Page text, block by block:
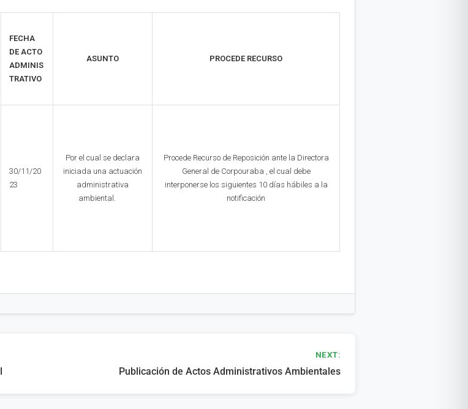
FECHA
DE ACTO
ADMINIS
TRATIVO
ASUNTO PROCEDE RECURSO
30/11/20
23
Por el cual se declara
iniciada una actuación
administrativa
ambiental.
Procede Recurso de Reposición ante la Directora
General de Corpouraba , el cual debe
interponerse los siguientes 10 días hábiles a la
notificación
NEXT:
Publicación de Actos Administrativos Ambientales